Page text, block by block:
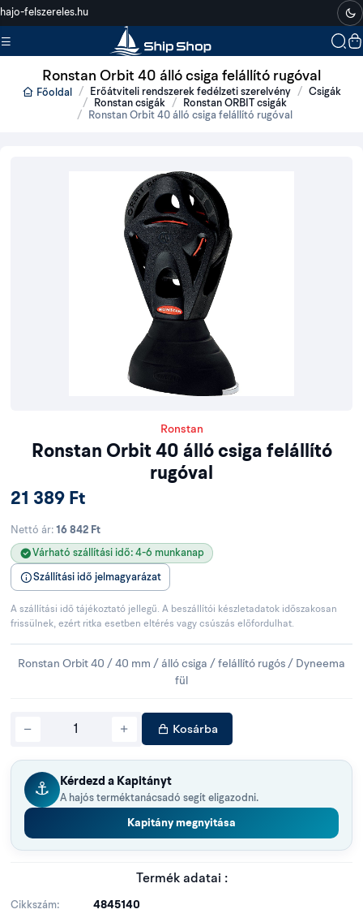
hajo-felszereles.hu
Ronstan Orbit 40 álló csiga felállító rugóval
Főoldal Erőátviteli rendszerek fedélzeti szerelvény
Csigák
Ronstan csigák
Ronstan ORBIT csigák
Ronstan Orbit 40 álló csiga felállító rugóval
Ronstan
Ronstan Orbit 40 álló csiga felállító
rugóval
21 389 Ft
Nettó ár: 16 842 Ft
Várható szállítási idő: 4-6 munkanap
Szállítási idő jelmagyarázat
A szállítási idő tájékoztató jellegű. A beszállítói készletadatok időszakosan
frissülnek, ezért ritka esetben eltérés vagy csúszás előfordulhat.
Ronstan Orbit 40 / 40 mm / álló csiga / felállító rugós / Dyneema
fül
Kosárba
⚓ Kérdezd a Kapitányt
A hajós terméktanácsadó segít eligazodni.
Kapitány megnyitása
Termék adatai :
Cikkszám 4845140